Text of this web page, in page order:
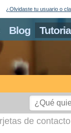
Blog
¿Olvidaste tu usuario o
de